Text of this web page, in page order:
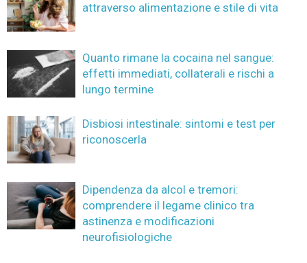
attraverso alimentazione e stile di vita
Quanto rimane la cocaina nel sangue:
effetti immediati, collaterali e rischi a
lungo termine
Disbiosi intestinale: sintomi e test per
riconoscerla
Dipendenza da alcol e tremori:
comprendere il legame clinico tra
astinenza e modificazioni
neurofisiologiche